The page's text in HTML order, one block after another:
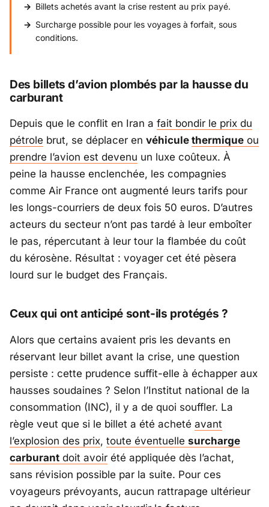
Billets achetés avant la crise restent au prix payé.
Surcharge possible pour les voyages à forfait, sous
conditions.
Des billets d’avion plombés par la hausse du
carburant
Depuis que le conflit en Iran a fait bondir le prix du
pétrole brut, se déplacer en véhicule thermique ou
prendre l’avion est devenu un luxe coûteux. À
peine la hausse enclenchée, les compagnies
comme Air France ont augmenté leurs tarifs pour
les longs-courriers de deux fois 50 euros. D’autres
acteurs du secteur n’ont pas tardé à leur emboîter
le pas, répercutant à leur tour la flambée du coût
du kérosène. Résultat : voyager cet été pèsera
lourd sur le budget des Français.
Ceux qui ont anticipé sont-ils protégés ?
Alors que certains avaient pris les devants en
réservant leur billet avant la crise, une question
persiste : cette prudence suffit-elle à échapper aux
hausses soudaines ? Selon l’Institut national de la
consommation (INC), il y a de quoi souffler. La
règle veut que si le billet a été acheté avant
l’explosion des prix, toute éventuelle surcharge
carburant doit avoir été appliquée dès l’achat,
sans révision possible par la suite. Pour ces
voyageurs prévoyants, aucun rattrapage ultérieur